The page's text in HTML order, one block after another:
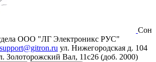
Сон
ООО "ЛГ Электроникс РУС"
support@gitron.ru ул. Нижегородская д. 104
Золоторожский Вал, 11с26 (доб. 2000)